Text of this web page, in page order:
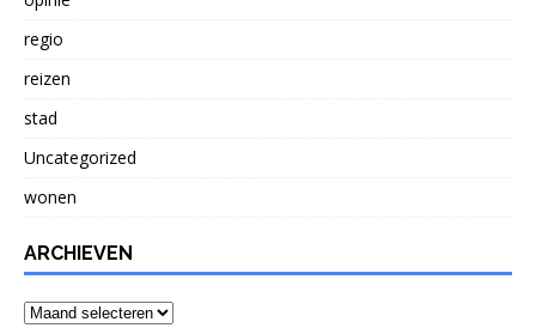
regio
reizen
stad
Uncategorized
wonen
ARCHIEVEN
Archieven